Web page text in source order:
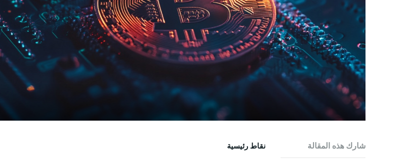
أسعار العملات الرقمية اليوم
سعر Bitcoin اليوم
سعر Pi Network اليوم
سعر Ethereum اليوم
سعر XRP اليوم
محول العملات الرقمية
شارك هذه المقالة نقاط رئيسية